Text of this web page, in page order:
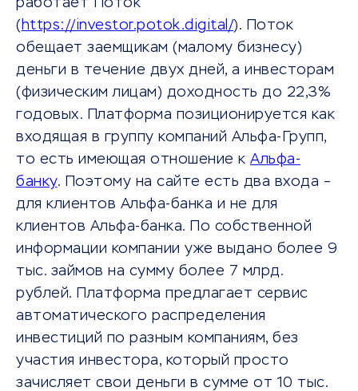
работает Поток
( https://investor.potok.digital/). Поток
обещает заемщикам (малому бизнесу)
деньги в течение двух дней, а инвесторам
(физическим лицам) доходность до 22,3%
годовых. Платформа позиционируется как
входящая в группу компаний Альфа-Групп,
то есть имеющая отношение к Альфа-
банку. Поэтому на сайте есть два входа –
для клиентов Альфа-банка и не для
клиентов Альфа-банка. По собственной
информации компании уже выдано более 9
тыс. займов на сумму более 7 млрд.
рублей. Платформа предлагает сервис
автоматического распределения
инвестиций по разным компаниям, без
участия инвестора, который просто
зачисляет свои деньги в сумме от 10 тыс.